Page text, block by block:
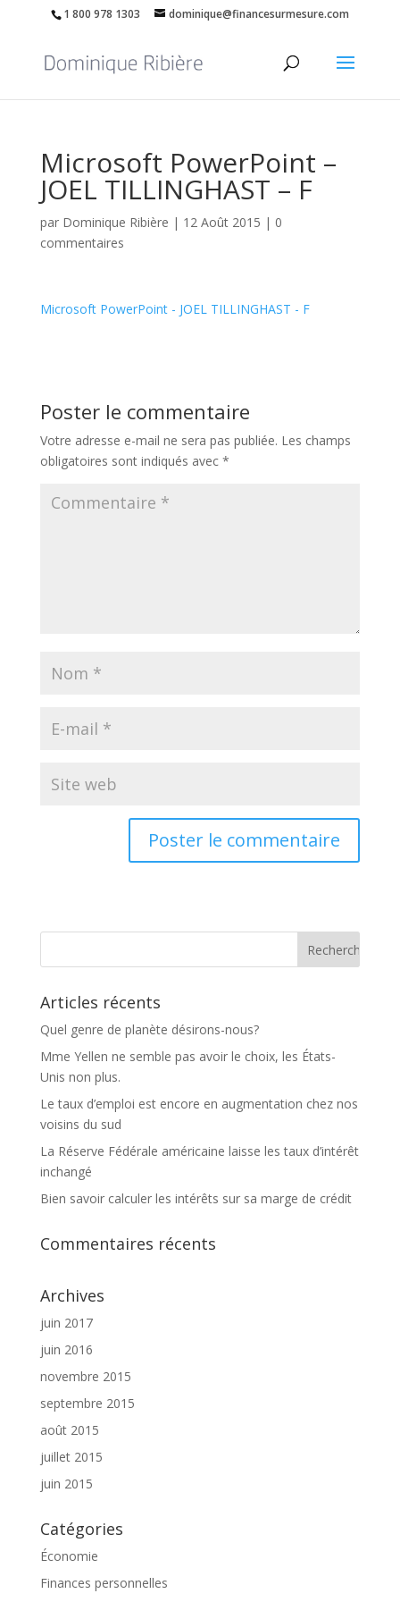
1 800 978 1303 dominique@financesurmesure.com
Microsoft PowerPoint –
JOEL TILLINGHAST – F
par Dominique Ribière | 12 Août 2015 | 0
commentaires
Microsoft PowerPoint - JOEL TILLINGHAST - F
Poster le commentaire
Votre adresse e-mail ne sera pas publiée. Les champs
obligatoires sont indiqués avec *
Articles récents
Quel genre de planète désirons-nous?
Mme Yellen ne semble pas avoir le choix, les États-
Unis non plus.
Le taux d’emploi est encore en augmentation chez nos
voisins du sud
La Réserve Fédérale américaine laisse les taux d’intérêt
inchangé
Bien savoir calculer les intérêts sur sa marge de crédit
Commentaires récents
Archives
juin 2017
juin 2016
novembre 2015
septembre 2015
août 2015
juillet 2015
juin 2015
Catégories
Économie
Finances personnelles